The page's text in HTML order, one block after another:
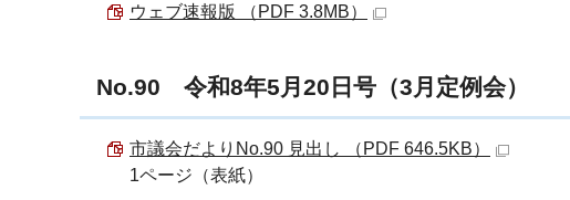
ウェブ速報版 （PDF 3.8MB）
No.90 令和8年5月20日号（3月定例会）
市議会だよりNo.90 見出し （PDF 646.5KB）
1ページ（表紙）